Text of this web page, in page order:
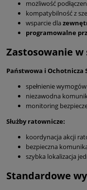
możliwość
kompatybilność z
wsparcie dla
programowalne
Zastosowanie w
Państwowa i Ochotnicza
spełnienie wymogów
niezawodna
monitoring
Służby ratownicze:
koordynacja akcji
bezpieczna
szybka lokalizacja
Standardowe